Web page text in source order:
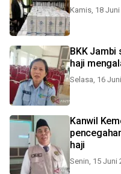
Kamis, 18
BKK Jambi
haji
Selasa, 16
Kanwil
haji
Senin, 15 Juni